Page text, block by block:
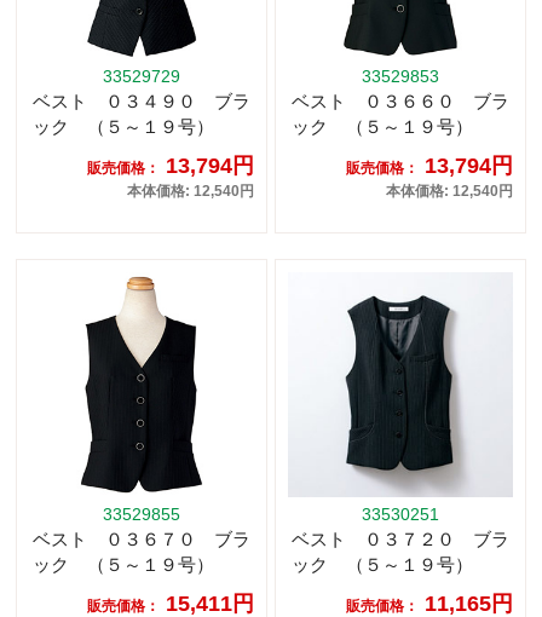
33529729
ベスト ０３４９０ ブラ
ック （５～１９号）
販売価格： 13,794円
本体価格: 12,540円
33529853
ベスト ０３６６０ ブラ
ック （５～１９号）
販売価格： 13,794円
本体価格: 12,540円
33529855
ベスト ０３６７０ ブラ
ック （５～１９号）
販売価格： 15,411円
33530251
ベスト ０３７２０ ブラ
ック （５～１９号）
販売価格： 11,165円